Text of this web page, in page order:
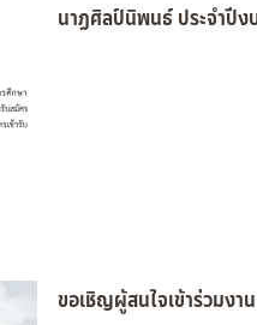
นาฏศิลป์นิพนธ์ ประจำปี
ขอเชิญผู้สนใจเข้าร่วมง